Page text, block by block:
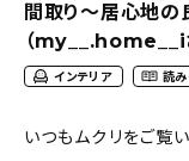
Article/ 読み
カテゴリー一覧
間取り〜居心地の
（my__.home__i
インテリア 読
いつもムクリをご覧